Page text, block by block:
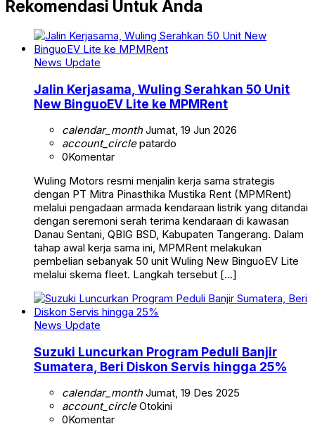
Rekomendasi Untuk Anda
News Update
Jalin Kerjasama, Wuling Serahkan 50 Unit
New BinguoEV Lite ke MPMRent
calendar_monthJumat, 19 Jun 2026
account_circlepatardo
0Komentar
Wuling Motors resmi menjalin kerja sama strategis
dengan PT Mitra Pinasthika Mustika Rent (MPMRent)
melalui pengadaan armada kendaraan listrik yang ditandai
dengan seremoni serah terima kendaraan di kawasan
Danau Sentani, QBIG BSD, Kabupaten Tangerang. Dalam
tahap awal kerja sama ini, MPMRent melakukan
pembelian sebanyak 50 unit Wuling New BinguoEV Lite
melalui skema fleet. Langkah tersebut […]
News Update
Suzuki Luncurkan Program Peduli Banjir
Sumatera, Beri Diskon Servis hingga 25%
calendar_monthJumat, 19 Des 2025
account_circleOtokini
0Komentar